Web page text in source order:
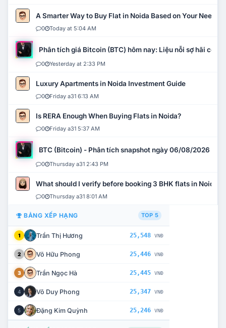
A Smarter Way to Buy Flat in Noida Based on Your Needs
0 Today at 5:04 AM
Phân tích giá Bitcoin (BTC) hôm nay: Liệu nỗi sợ hãi có
0 Yesterday at 2:33 PM
Luxury Apartments in Noida Investment Guide
0 Friday a31 6:13 AM
Is RERA Enough When Buying Flats in Noida?
0 Friday a31 5:37 AM
BTC (Bitcoin) - Phân tích snapshot ngày 06/08/2026
0 Thursday a31 2:43 PM
What should I verify before booking 3 BHK flats in Noida?
0 Thursday a31 8:01 AM
BẢNG XẾP HẠNG TOP 5
1 Trần Thị Hương 25,548 VNĐ
2 Võ Hữu Phong 25,446 VNĐ
3 Trần Ngọc Hà 25,445 VNĐ
4 Võ Duy Phong 25,347 VNĐ
5 Đặng Kim Quỳnh 25,246 VNĐ